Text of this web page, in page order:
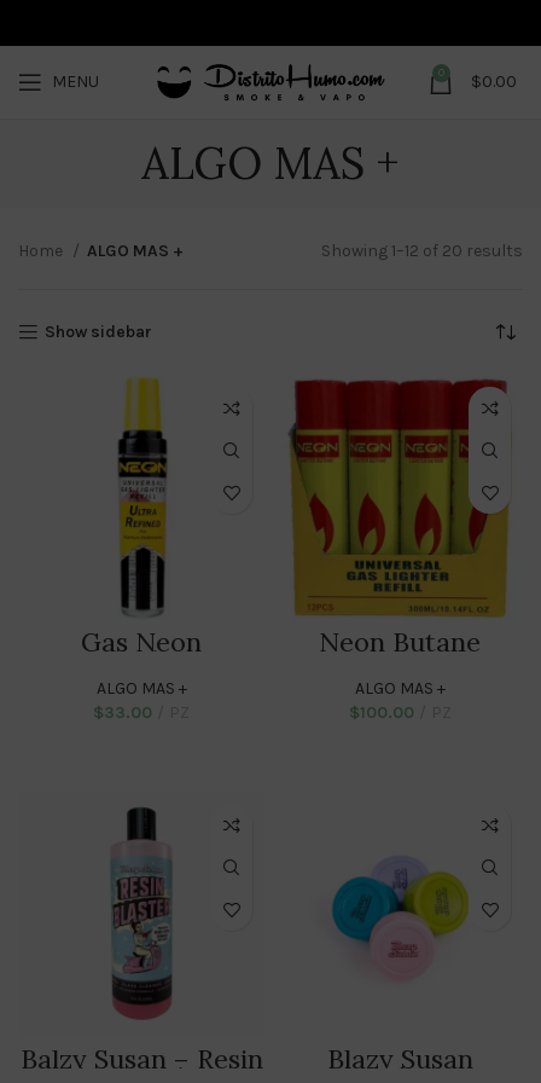
MENU 0 $0.00
ALGO MAS +
Home ALGO MAS + Showing 1–12 of 20 results
Show sidebar
Gas Neon
Ampolleta
ALGO MAS +
$33.00
Neon Butane
Universal Lighter
Fuel 300ml
ALGO MAS +
$100.00
Balzy Susan – Resin Blazy Susan